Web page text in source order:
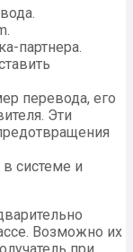
партнера.
перевода, его
Эти
системе и
Возможно их